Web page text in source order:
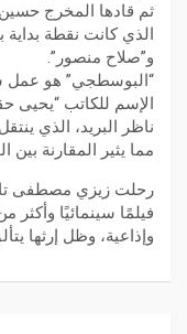
ثم قادها المخرج
الذي كانت نقطة
و”صلاح منصور”.
“البوسطجي” هو عمل
الإسم للكاتب “يحيى
ناظر البريد، الذي
مما يثير المقارنة بين
وإذاعية، وظل إرثها